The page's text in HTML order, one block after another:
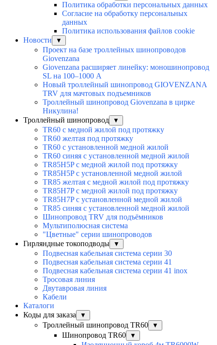
Политика обработки персональных данных
Согласие на обработку персональных
данных
Политика использования файлов cookie
Новости
▼
Проект на базе троллейных шинопроводов
Giovenzana
Giovenzana расширяет линейку: моношинопровод
SL на 100–1000 А
Новый троллейный шинопровод GIOVENZANA
TRV для мачтовых подъемников
Троллейный шинопровод Giovenzana в цирке
Никулина!
Троллейный шинопровод
▼
TR60 с медной жилой под протяжку
TR60 желтая под протяжку
TR60 с установленной медной жилой
TR60 синяя с установленной медной жилой
TR85H5P с медной жилой под протяжку
TR85H5P с установленной медной жилой
TR85 желтая с медной жилой под протяжку
TR85H7P с медной жилой под протяжку
TR85H7P с установленной медной жилой
TR85 синяя с установленной медной жилой
Шинопровод TRV для подъёмников
Мультиполюсная система
"Цветные" серии шинопроводов
Гирляндные токоподводы
▼
Подвесная кабельная система серии 30
Подвесная кабельная система серии 41
Подвесная кабельная система серии 41 inox
Тросовая линия
Двутавровая линия
Кабели
Каталоги
Коды для заказа
▼
Троллейный шинопровод TR60 ▼
Шинопровод TR60 ▼